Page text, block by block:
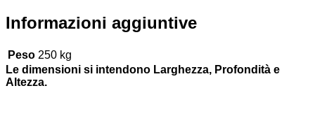
Informazioni aggiuntive
Peso 250 kg
Le dimensioni si intendono Larghezza, Profondità e
Altezza.